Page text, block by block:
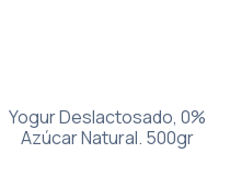
Yogur Deslactosado, 0%
Azúcar Natural. 500gr